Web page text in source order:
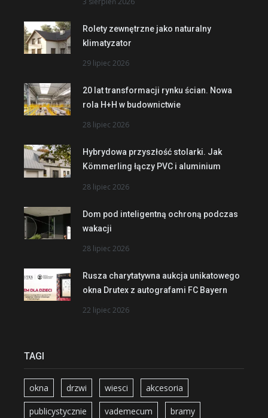
Rolety zewnętrzne jako naturalny
klimatyzator
29 lipiec 2026
20 lat transformacji rynku ścian. Nowa
rola H+H w budownictwie
28 lipiec 2026
Hybrydowa przyszłość stolarki. Jak
Kömmerling łączy PVC i aluminium
28 lipiec 2026
Dom pod inteligentną ochroną podczas
wakacji
28 lipiec 2026
Rusza charytatywna aukcja unikatowego
okna Drutex z autografami FC Bayern
22 lipiec 2026
TAGI
okna drzwi wiesci akcesoria
publicystycznie vademecum bramy